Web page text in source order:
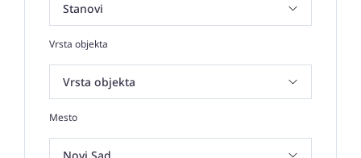
Vrsta objekta
Mesto